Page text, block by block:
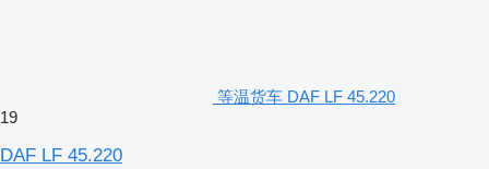
等温货车 DAF LF 45.220
19
DAF LF 45.220